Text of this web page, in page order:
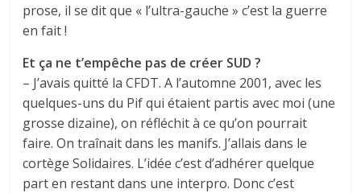
prose, il se dit que « l’ultra-gauche » c’est la guerre
en fait !
Et ça ne t’empêche pas de créer SUD ?
– J’avais quitté la CFDT. A l’automne 2001, avec les
quelques-uns du Pif qui étaient partis avec moi (une
grosse dizaine), on réfléchit à ce qu’on pourrait
faire. On traînait dans les manifs. J’allais dans le
cortège Solidaires. L’idée c’est d’adhérer quelque
part en restant dans une interpro. Donc c’est